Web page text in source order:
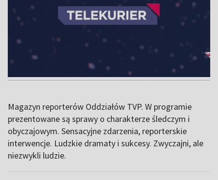
Magazyn reporterów Oddziałów TVP. W programie
prezentowane są sprawy o charakterze śledczym i
obyczajowym. Sensacyjne zdarzenia, reporterskie
interwencje. Ludzkie dramaty i sukcesy. Zwyczajni, ale
niezwykli ludzie.